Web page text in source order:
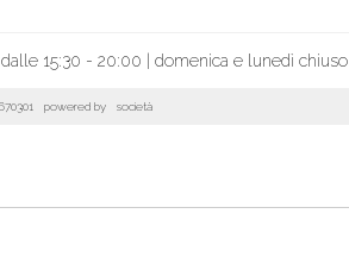
15:30 - 20:00 | domenica e lunedì chiuso
powered by società